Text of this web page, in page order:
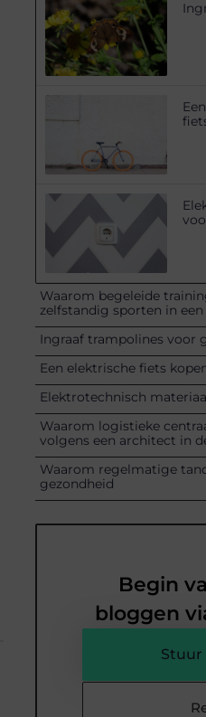
Waarom begeleide
zelfstandig sporten in
Ingraaf trampolines voor
Een elektrische fiets
Elektrotechnisch
Waarom logistieke
volgens een architect in
Waarom regelmatige
gezondheid
Begin
bloggen
Stuur